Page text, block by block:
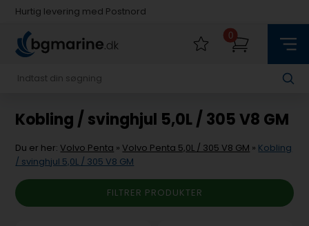
Hurtig levering med Postnord
Hurtig levering med Postnord 0
Kobling / svinghjul 5,0L / 305 V8 GM
Du er her:Volvo Penta »Volvo Penta 5,0L / 305 V8 GM » Kobling
/ svinghjul 5,0L / 305 V8 GM
FILTRER PRODUKTER